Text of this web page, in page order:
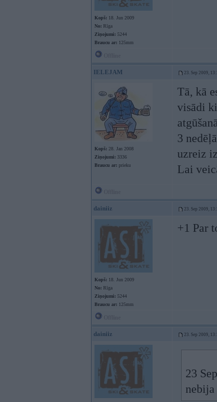
Kopš: 18. Jun 2009
No: Rīga
Ziņojumi: 5244
Braucu ar: 125mm
IELEJAM 23. Sep 2009,
Kopš: 28. Jan 2008
Ziņojumi: 3336
Braucu ar: prieku
Tā, kā
visādi
3
uzreiz
Lai
dainiiz 23. Sep 2009,
Kopš: 18. Jun 2009
No: Rīga
Ziņojumi: 5244
Braucu ar: 125mm
+1 Par
dainiiz 23. Sep 2009,
23
nebija